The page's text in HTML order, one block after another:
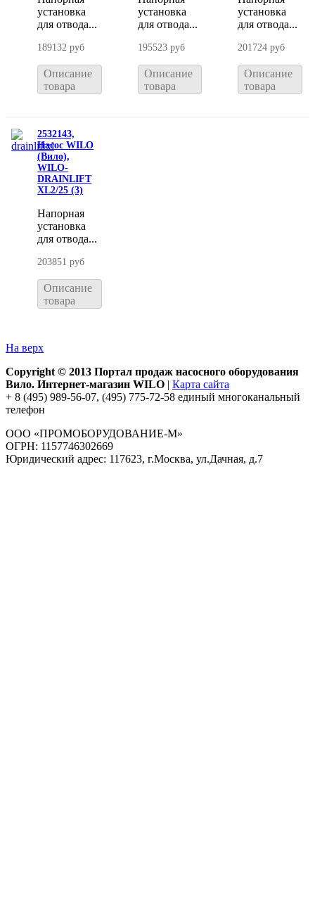
установка
для отвода...
189132 руб
Описание
товара
установка
для отвода...
195523 руб
Описание
товара
установка
для отвода...
201724 руб
Описание
товара
2532143,
Насос WILO
(Вило),
WILO-
DRAINLIFT
XL2/25 (3)
Напорная
установка
для отвода...
203851 руб
Описание
товара
На верх
Copyright © 2013 Портал продаж насосного оборудования
Вило. Интернет-магазин WILO | Карта сайта
+ 8 (495) 989-56-07, (495) 775-72-58 единый многоканальный
телефон
ООО «ПРОМОБОРУДОВАНИЕ-М»
ОГРН: 1157746302669
Юридический адрес: 117623, г.Москва, ул.Дачная, д.7